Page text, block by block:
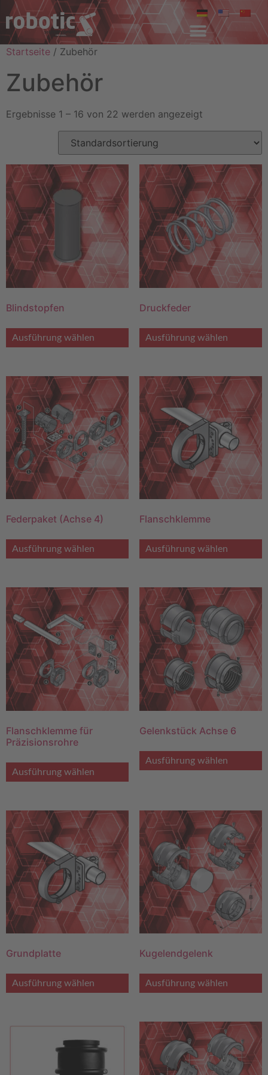
Startseite / Zubehör
Zubehör
Ergebnisse 1 – 16 von 22 werden angezeigt
Blindstopfen
Ausführung wählen
Druckfeder
Ausführung wählen
Federpaket (Achse 4)
Ausführung wählen
Flanschklemme
Ausführung wählen
Flanschklemme für
Präzisionsrohre
Ausführung wählen
Gelenkstück Achse 6
Ausführung wählen
Grundplatte
Ausführung wählen
Kugelendgelenk
Ausführung wählen